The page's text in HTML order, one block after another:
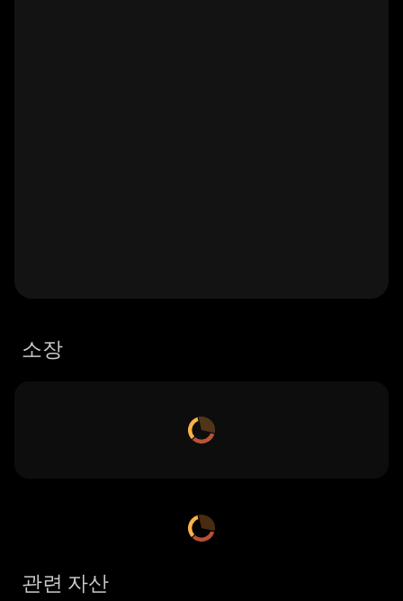
소장
관련 자산